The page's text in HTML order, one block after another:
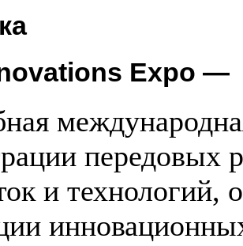
Expo —
передовых
и